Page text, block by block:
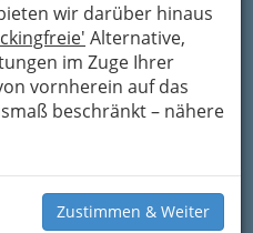
wir darüber hinaus
Alternative,
im Zuge Ihrer
vornherein auf das
beschränkt – nähere
Zustimmen & Weiter
Meine Nachricht senden